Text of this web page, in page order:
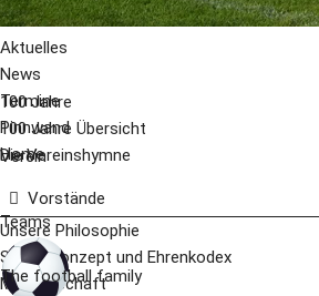
Aktuelles
News
Termine
Pinnwand
Home
100 Jahre
100 Jahre Übersicht
Die Vereinshymne
Verein
Vorstände
Unsere Philosophie
Schutzkonzept und Ehrenkodex
Mitgliedschaft
Teams
The football family